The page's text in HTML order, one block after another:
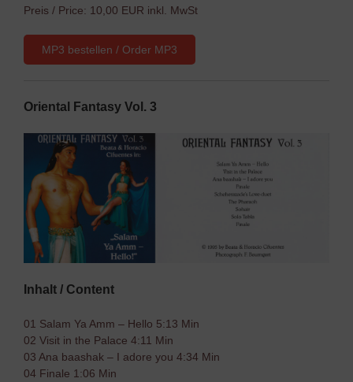
Preis / Price: 10,00 EUR inkl. MwSt
MP3 bestellen / Order MP3
Oriental Fantasy Vol. 3
Inhalt / Content
01 Salam Ya Amm – Hello 5:13 Min
02 Visit in the Palace 4:11 Min
03 Ana baashak – I adore you 4:34 Min
04 Finale 1:06 Min